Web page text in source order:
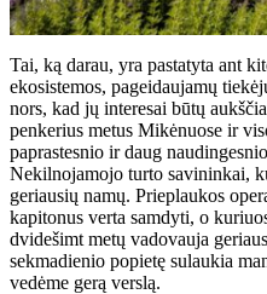
Tai, ką darau, yra pastatyta ant
ekosistemos, pageidaujamų
nors, kad jų interesai būtų
penkerius metus Mikėnuose ir
paprastesnio ir daug
Nekilnojamojo turto savininkai,
geriausių namų. Prieplaukos
kapitonus verta samdyti, o
dvidešimt metų vadovauja
sekmadienio popietę sulaukia
vedėme gerą verslą.